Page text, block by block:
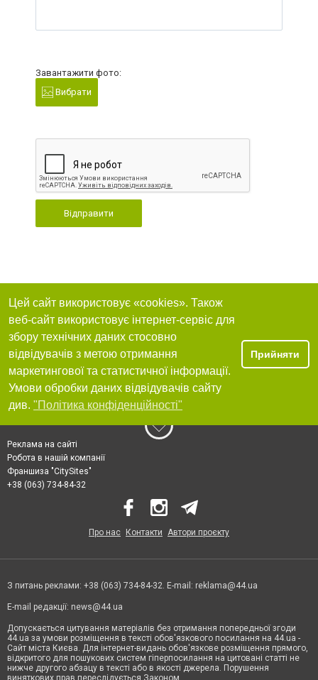
Завантажити фото:
Вибрати
Відправити
Цей сайт використовує «cookies». Також
веб-сайт використовує інтернет-сервіс для
збору технічних даних стосовно
відвідувачів з метою отримання
маркетингової та статистичної інформації.
Умови обробки даних відвідувачів сайту
див. "Політика конфіденційності"
Прийняти
Реклама на сайті
Робота в нашій компанії
Франшиза "CitySites"
+38 (063) 734-84-32
Про нас Контакти Автори проєкту
З питань реклами: +38 (063) 734-84-32. E-mail: reklama@44.ua
E-mail редакції: news@44.ua
Допускається цитування матеріалів без отримання попередньої згоди
44.ua за умови розміщення в тексті обов'язкового посилання на 44.ua -
Сайт міста Києва. Для інтернет-видань обов'язкове розміщення прямого,
відкритого для пошукових систем гіперпосилання на цитовані статті не
нижче другого абзацу в тексті або в якості джерела. Порушення
виняткових прав переслідується Законом.